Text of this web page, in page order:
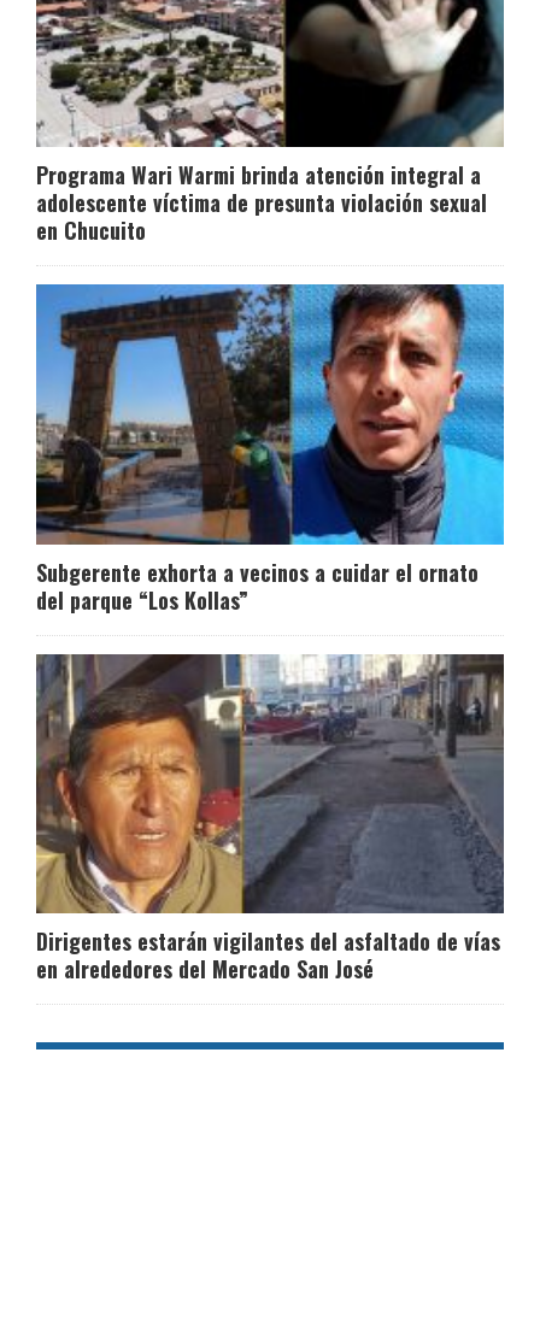
Programa Wari Warmi brinda atención integral a
adolescente víctima de presunta violación sexual
en Chucuito
Subgerente exhorta a vecinos a cuidar el ornato
del parque “Los Kollas”
Dirigentes estarán vigilantes del asfaltado de vías
en alrededores del Mercado San José